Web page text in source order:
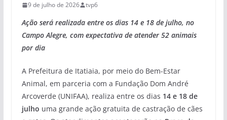
9 de julho de 2026 tvp6
Ação será realizada entre os dias 14 e 18 de julho, no
Campo Alegre, com expectativa de atender 52 animais
por dia
A Prefeitura de Itatiaia, por meio do Bem-Estar
Animal, em parceria com a Fundação Dom André
Arcoverde (UNIFAA), realiza entre os dias 14 e 18 de
julho uma grande ação gratuita de castração de cães